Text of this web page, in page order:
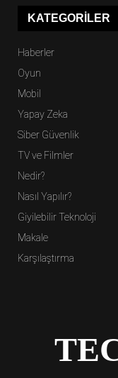
KATEGORILER
Haberler
Oyun
Mobil
Yapay Zeka
Siber Güvenlik
TV ve Filmler
Nedir?
Nasıl Yapılır?
Giyilebilir Teknoloji
Makale
Karşılaştırma